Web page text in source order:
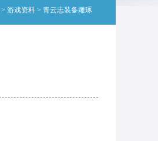
> 游戏资料 > 青云志装备雕琢